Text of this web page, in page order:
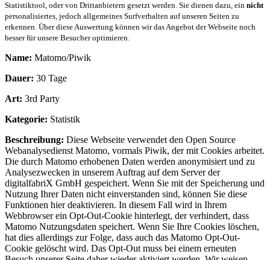
Statistiktool, oder von Drittanbietern gesetzt werden. Sie dienen dazu, ein nicht
personalisiertes, jedoch allgemeines Surfverhalten auf unseren Seiten zu
erkennen. Über diese Auswertung können wir das Angebot der Webseite noch
besser für unsere Besucher optimieren.
Name: Matomo/Piwik
Dauer: 30 Tage
Art: 3rd Party
Kategorie: Statistik
Beschreibung: Diese Webseite verwendet den Open Source
Webanalysedienst Matomo, vormals Piwik, der mit Cookies arbeitet.
Die durch Matomo erhobenen Daten werden anonymisiert und zu
Analysezwecken in unserem Auftrag auf dem Server der
digitalfabriX GmbH gespeichert. Wenn Sie mit der Speicherung und
Nutzung Ihrer Daten nicht einverstanden sind, können Sie diese
Funktionen hier deaktivieren. In diesem Fall wird in Ihrem
Webbrowser ein Opt-Out-Cookie hinterlegt, der verhindert, dass
Matomo Nutzungsdaten speichert. Wenn Sie Ihre Cookies löschen,
hat dies allerdings zur Folge, dass auch das Matomo Opt-Out-
Cookie gelöscht wird. Das Opt-Out muss bei einem erneuten